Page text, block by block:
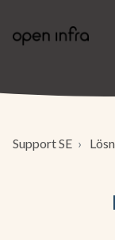
Support SE